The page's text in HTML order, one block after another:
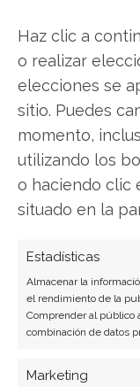
Haz clic a
o realizar
elecciones se
sitio. Puedes
momento,
utilizando los
o haciendo clic
situado en la
Estadísticas
Almacenar la
el rendimiento de la
Comprender al público
combinación de datos
Marketing
Compartir